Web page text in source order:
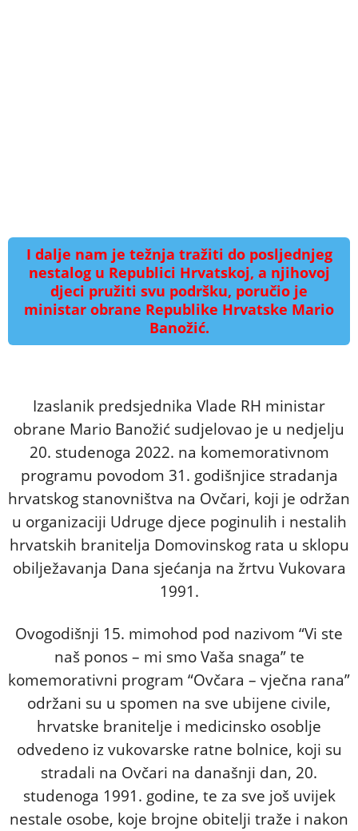
I dalje nam je težnja tražiti do posljednjeg
nestalog u Republici Hrvatskoj, a njihovoj
djeci pružiti svu podršku, poručio je
ministar obrane Republike Hrvatske Mario
Banožić.
Izaslanik predsjednika Vlade RH ministar
obrane Mario Banožić sudjelovao je u nedjelju
20. studenoga 2022. na komemorativnom
programu povodom 31. godišnjice stradanja
hrvatskog stanovništva na Ovčari, koji je održan
u organizaciji Udruge djece poginulih i nestalih
hrvatskih branitelja Domovinskog rata u sklopu
obilježavanja Dana sjećanja na žrtvu Vukovara
1991.
Ovogodišnji 15. mimohod pod nazivom “Vi ste
naš ponos – mi smo Vaša snaga” te
komemorativni program “Ovčara – vječna rana”
održani su u spomen na sve ubijene civile,
hrvatske branitelje i medicinsko osoblje
odvedeno iz vukovarske ratne bolnice, koji su
stradali na Ovčari na današnji dan, 20.
studenoga 1991. godine, te za sve još uvijek
nestale osobe, koje brojne obitelji traže i nakon